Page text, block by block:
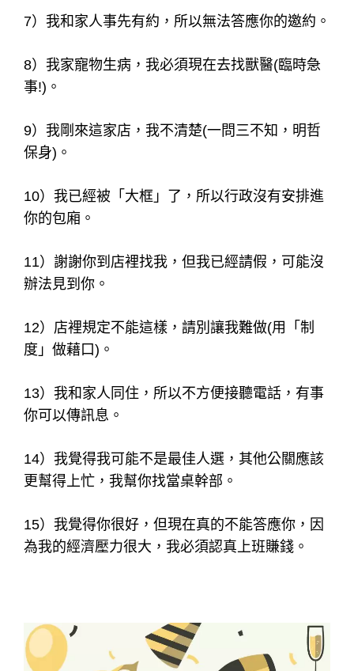
2）我這幾天行程都排滿了。
3）前幾桌混酒喝，現在沒辦法再喝了。
5）其他公關知道會很怪(用「別人」當藉口) 。
6）我現在沒辦法答應你，因為我還不夠了解你。
8）我家寵物生病，我必須現在去找獸醫(臨時急
9）我剛來這家店，我不清楚(一問三不知，明哲
10）我已經被「大框」了，所以行政沒有安排進
11）謝謝你到店裡找我，但我已經請假，可能沒
12）店裡規定不能這樣，請別讓我難做(用「制
你可以傳訊息。